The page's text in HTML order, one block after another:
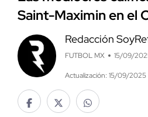
Saint-Maximin en el
Redacción
FUTBOL MX 15/09/
Actualización: 15/09/2025